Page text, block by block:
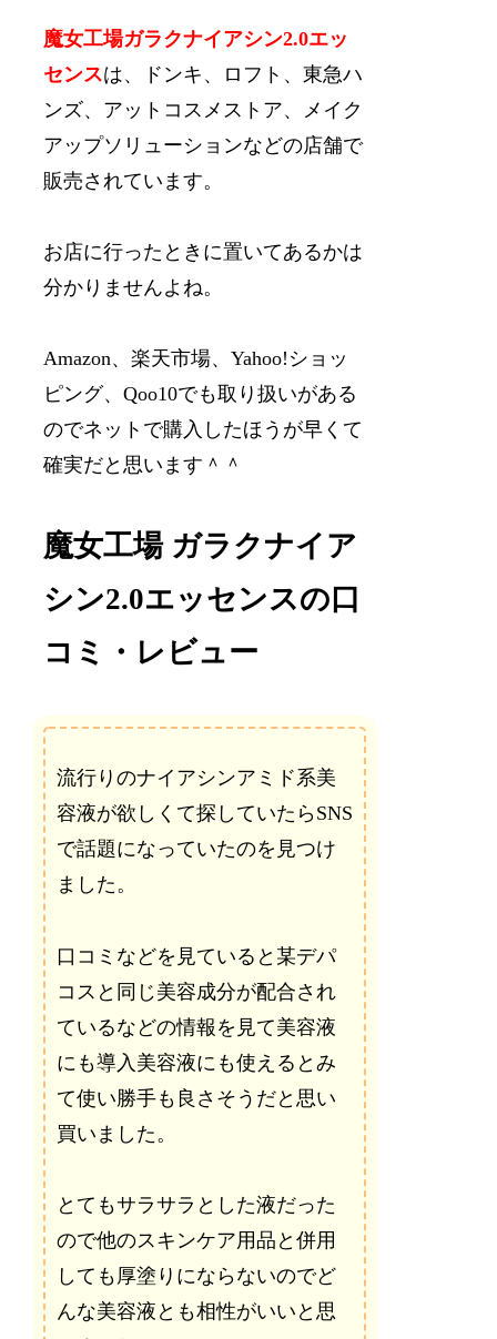
魔女工場ガラクナイアシン2.0エッ
センスは、ドンキ、ロフト、東急ハ
ンズ、アットコスメストア、メイク
アップソリューションなどの店舗で
販売されています。
お店に行ったときに置いてあるかは
分かりませんよね。
Amazon、楽天市場、Yahoo!ショッ
ピング、Qoo10でも取り扱いがある
のでネットで購入したほうが早くて
確実だと思います＾＾
魔女工場 ガラクナイア
シン2.0エッセンスの口
コミ・レビュー
流行りのナイアシンアミド系美
容液が欲しくて探していたらSNS
で話題になっていたのを見つけ
ました。
口コミなどを見ていると某デパ
コスと同じ美容成分が配合され
ているなどの情報を見て美容液
にも導入美容液にも使えるとみ
て使い勝手も良さそうだと思い
買いました。
とてもサラサラとした液だった
ので他のスキンケア用品と併用
しても厚塗りにならないのでど
んな美容液とも相性がいいと思